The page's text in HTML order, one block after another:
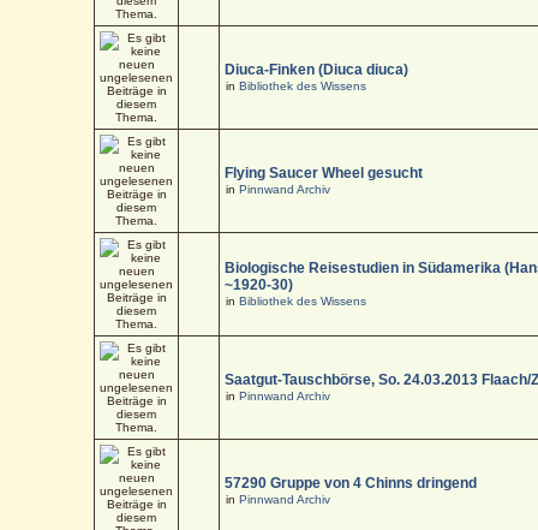
Diuca-Finken (Diuca diuca)
inBibliothek des Wissens
Flying Saucer Wheel gesucht
inPinnwand Archiv
Biologische Reisestudien in Südamerika
~1920-30)
inBibliothek des Wissens
Saatgut-Tauschbörse, So. 24.03.2013 Flaach/
inPinnwand Archiv
57290 Gruppe von 4 Chinns dringend
inPinnwand Archiv